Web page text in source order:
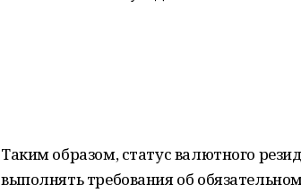
Таким образом, статус валютного
выполнять требования об